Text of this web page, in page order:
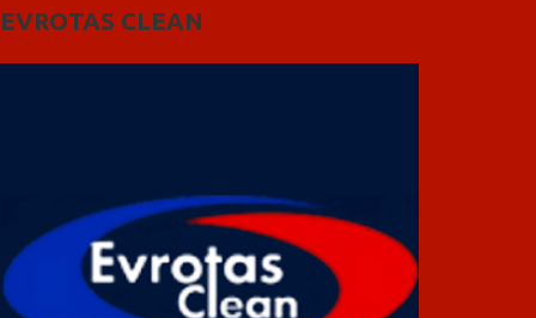
EVROTAS CLEAN